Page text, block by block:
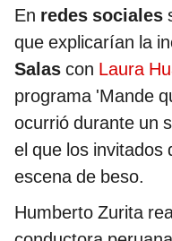
En redes sociales
que explicarían la
Salas con Laura
programa 'Mande
ocurrió durante un
el que los
escena de beso.
Humberto Zurita